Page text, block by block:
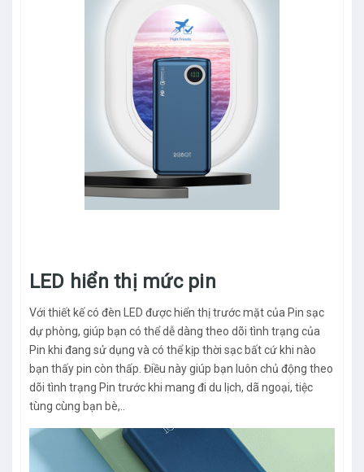
LED hiển thị mức pin
Với thiết kế có đèn LED được hiển thị trước mặt của Pin sạc
dự phòng, giúp bạn có thể dễ dàng theo dõi tình trạng của
Pin khi đang sử dụng và có thể kịp thời sạc bất cứ khi nào
bạn thấy pin còn thấp. Điều này giúp bạn luôn chủ động theo
dõi tình trạng Pin trước khi mang đi du lịch, dã ngoại, tiệc
tùng cùng bạn bè,..